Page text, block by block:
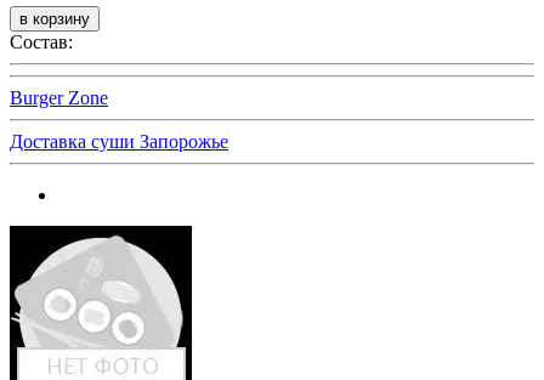
Состав:
Burger Zone
Доставка суши Запорожье